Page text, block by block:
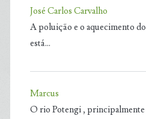
José Carlos Carvalho
A poluição e o aquecimento
está…
Marcus
O rio Potengi , principalmente